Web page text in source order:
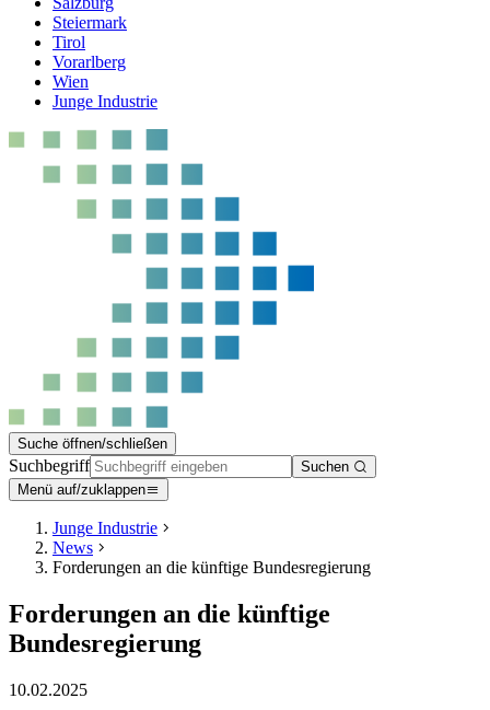
Steiermark
Tirol
Vorarlberg
Wien
Junge Industrie
Suche öffnen/schließen
Suchbegriff
Suchen
Menü auf/zuklappen
Junge Industrie
News
Forderungen an die künftige Bundesregierung
Forderungen an die künftige
Bundesregierung
10.02.2025